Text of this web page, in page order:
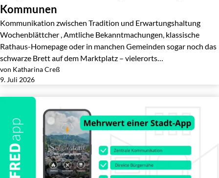
Kommunen
Kommunikation zwischen Tradition und Erwartungshaltung
Wochenblättcher , Amtliche Bekanntmachungen, klassische
Rathaus-Homepage oder in manchen Gemeinden sogar noch das
schwarze Brett auf dem Marktplatz – vielerorts…
von Katharina Creß
9. Juli 2026